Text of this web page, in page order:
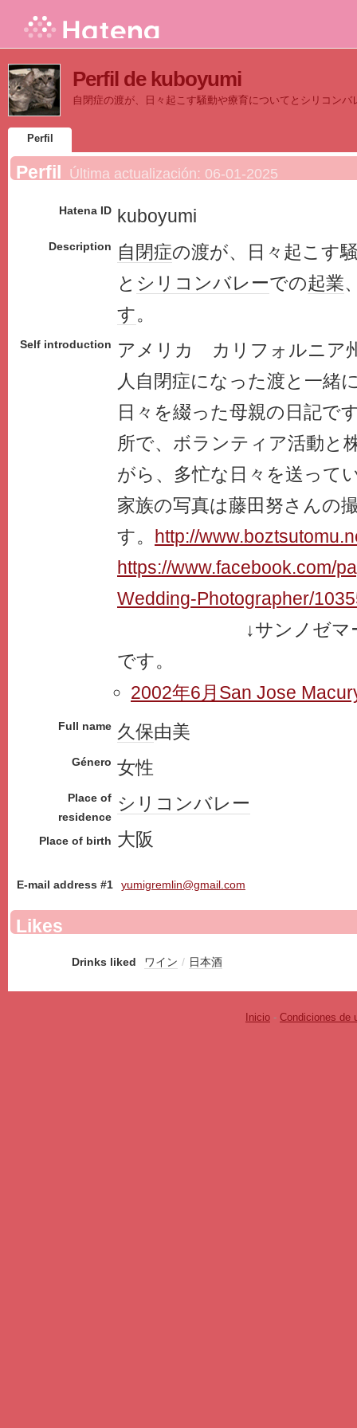
Perfil de kuboyumi
自閉症の渡が、日々起こす騒動や療育についてとシリコン
Perfil
Perfil Última actualización: 06-01-2025
Hatena ID kuboyumi
Description 自閉症の渡が、日々起こす
と シリコンバレーでの起業
す。
Self introduction
アメリカ カリフォルニア
人自閉症になった渡と一緒
日々を綴った母親の日記
所で、ボランティア活動と
がら、多忙な日々を送って
家族の写真は藤田努さんの
す。
http://
https://www.facebook.com/
Wedding-Photographer/
↓サンノゼマーキ
です。
2002年6月San Jose
Full name 久保由美
Género 女性
Place of
residence
シリコンバレー
Place of birth 大阪
E-mail address #1 yumigremlin@gmail.com
Likes
Drinks liked ワイン / 日本酒
Inicio - Condiciones de